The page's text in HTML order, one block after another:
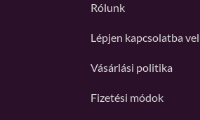
Rólunk
Lépjen kapcsolatba
Vásárlási politika
Fizetési módok